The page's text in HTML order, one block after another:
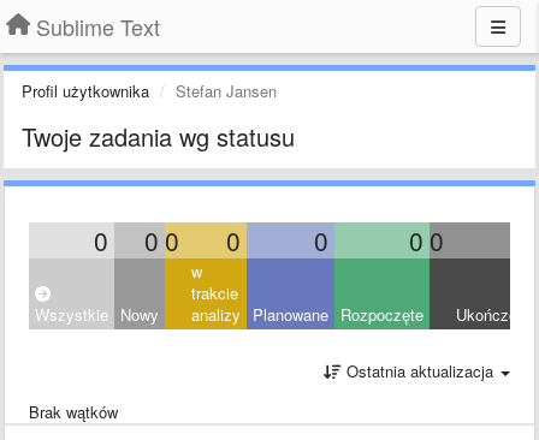
Sublime Text
Profil użytkownika Stefan Jansen
Twoje zadania wg statusu
0 0 0 0 0 0 0
Wszystkie Nowy
w
trakcie
analizy
Planowane Rozpoczęte Ukończony
Ostatnia aktualizacja
Brak wątków